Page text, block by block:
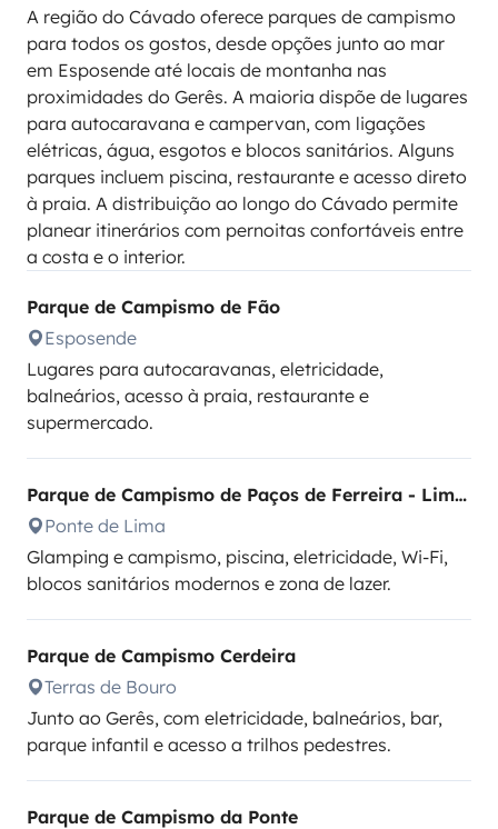
A região do Cávado oferece parques de campismo
para todos os gostos, desde opções junto ao mar
em Esposende até locais de montanha nas
proximidades do Gerês. A maioria dispõe de lugares
para autocaravana e campervan, com ligações
elétricas, água, esgotos e blocos sanitários. Alguns
parques incluem piscina, restaurante e acesso direto
à praia. A distribuição ao longo do Cávado permite
planear itinerários com pernoitas confortáveis entre
a costa e o interior.
Parque de Campismo de Fão
Esposende
Lugares para autocaravanas, eletricidade,
balneários, acesso à praia, restaurante e
supermercado.
Parque de Campismo de Paços de Ferreira - Lima Escape
Ponte de Lima
Glamping e campismo, piscina, eletricidade, Wi-Fi,
blocos sanitários modernos e zona de lazer.
Parque de Campismo Cerdeira
Terras de Bouro
Junto ao Gerês, com eletricidade, balneários, bar,
parque infantil e acesso a trilhos pedestres.
Parque de Campismo da Ponte